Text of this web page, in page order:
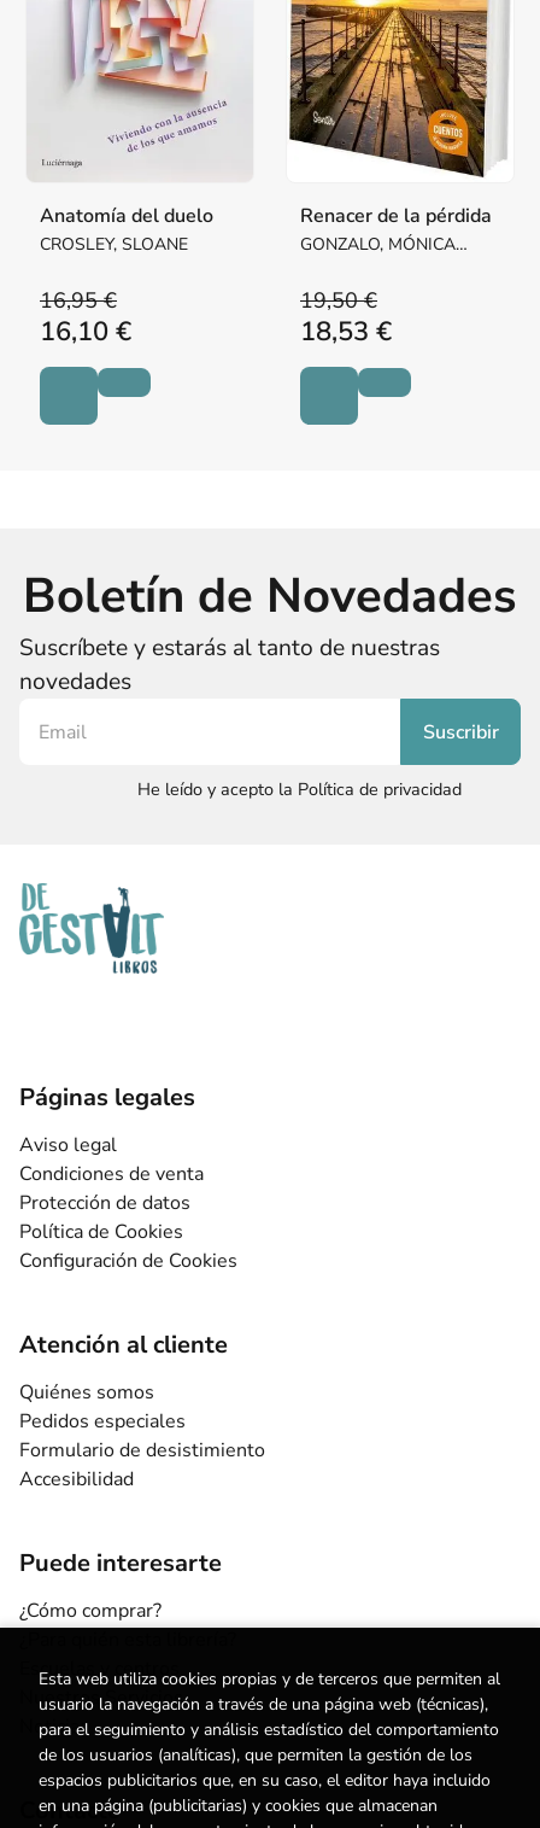
Anatomía del duelo
CROSLEY, SLOANE
16,95 €
16,10 €
Renacer de la pérdida
GONZALO, MÓNICA
19,50 €
18,53 €
Boletín de Novedades
Suscríbete y estarás al tanto de nuestras
novedades
He leído y acepto la Política de privacidad
Páginas legales
Aviso legal
Condiciones de venta
Protección de datos
Política de Cookies
Configuración de Cookies
Atención al cliente
Quiénes somos
Pedidos especiales
Formulario de desistimiento
Accesibilidad
Puede interesarte
¿Cómo comprar?
Escuelas y centros
Nuestros Servicios
Noticias
Contacto
Esta web utiliza cookies propias y de terceros que permiten al
usuario la navegación a través de una página web (técnicas),
para el seguimiento y análisis estadístico del comportamiento
de los usuarios (analíticas), que permiten la gestión de los
espacios publicitarios que, en su caso, el editor haya incluido
en una página (publicitarias) y cookies que almacenan